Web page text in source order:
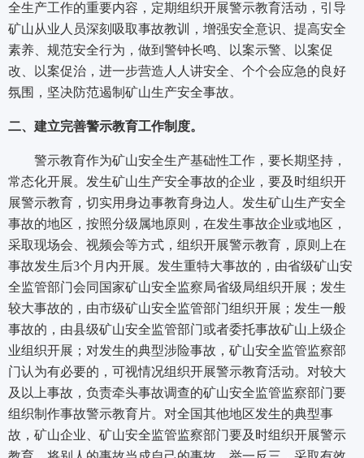
全生产工作的重要内容，定期组织开展警示教育活动，引导
矿山从业人员深刻吸取事故教训，增强安全意识、提高安全
素养、规范安全行为，做到警钟长鸣、以案示警、以案促
改、以案促治，进一步营造人人讲安全、个个会应急的良好
氛围，坚决防范遏制矿山生产安全事故。
二、建立完善警示教育工作制度。
警示教育作为矿山安全生产基础性工作，要长期坚持，
常态化开展。发生矿山生产安全事故的企业，要及时组织开
展警示教育，切实用身边事教育身边人。发生矿山生产安全
事故的地区，按照分级属地原则，在发生事故企业或地区，
采取现场会、视频会等方式，组织开展警示教育，原则上在
事故发生后3个月内开展。发生重特大事故的，由省级矿山安
全监管部门会同国家矿山安全监察局省级局组织开展；发生
较大事故的，由市级矿山安全监管部门组织开展；发生一般
事故的，由县级矿山安全监管部门或者委托事故矿山上级企
业组织开展；对发生的典型涉险事故，矿山安全监管监察部
门认为有必要的，可视情况组织开展警示教育活动。对较大
及以上事故，负责牵头事故调查的矿山安全监管监察部门要
组织制作事故警示教育片。对全国其他地区发生的典型事
故，矿山企业、矿山安全监管监察部门要及时组织开展警示